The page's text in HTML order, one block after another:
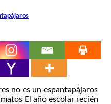
no es un espantapájaros
El año escolar recién